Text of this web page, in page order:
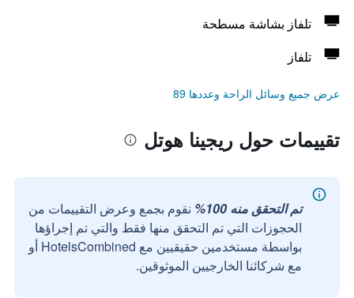
تلفاز بشاشة مسطحة
تلفاز
عرض جميع وسائل الراحة وعددها 89
تقييمات حول ريجينا هوتل
تم التحقق منه 100%
نقوم بجمع وعرض التقييمات من
الحجوزات التي تم التحقق منها فقط والتي تم إجراؤها
بواسطة مستخدمين حقيقيين مع HotelsCombined أو
مع شركائنا الخارجيين الموثوقين.